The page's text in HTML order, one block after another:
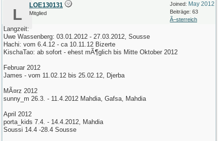
Joined: May 2012
Beiträge: 63
Ã–sterreich
L
LOE130131
Mitglied
Langzeit:
Uwe Wassenberg: 03.01.2012 - 27.03.2012, Sousse
Hachi: vom 6.4.12 - ca 10.11.12 Bizerte
KischaTao: ab sofort - ehest mÃ¶glich bis Mitte Oktober 2012
Februar 2012
James - vom 11.02.12 bis 25.02.12, Djerba
MÃ¤rz 2012
sunny_m 26.3. - 11.4.2012 Mahdia, Gafsa, Mahdia
April 2012
porta_kids 7.4. - 14.4.2012, Mahdia
Soussi 14.4 -28.4 Sousse